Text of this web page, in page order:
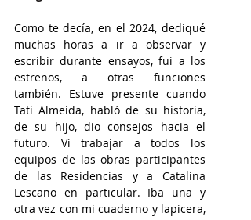
Como te decía, en el 2024, dediqué
muchas horas a ir a observar y
escribir durante ensayos, fui a los
estrenos, a otras funciones
también. Estuve presente cuando
Tati Almeida, habló de su historia,
de su hijo, dio consejos hacia el
futuro. Vi trabajar a todos los
equipos de las obras participantes
de las Residencias y a Catalina
Lescano en particular. Iba una y
otra vez con mi cuaderno y lapicera,